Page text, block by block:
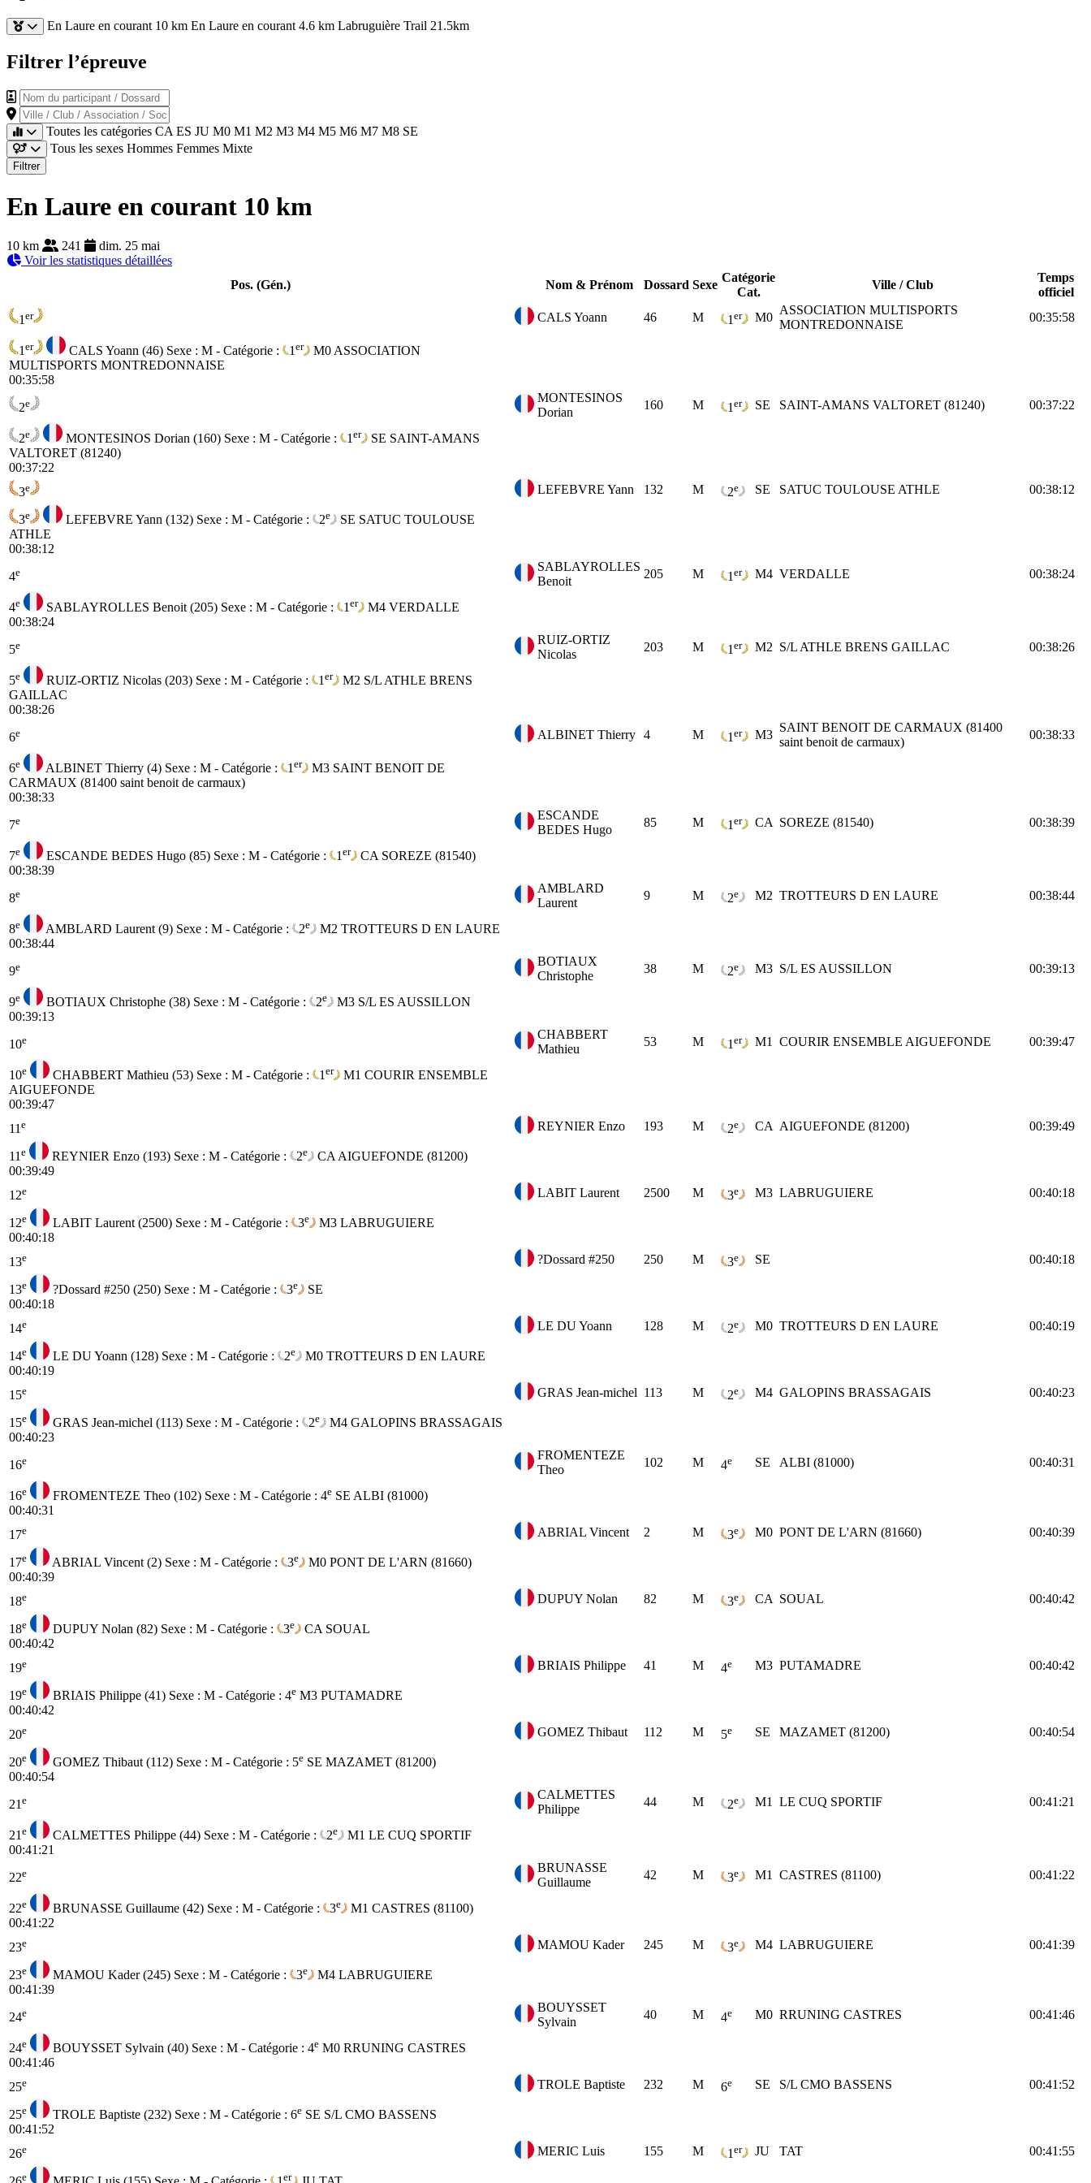
En Laure en courant 10 km En Laure en courant 4.6 km Labruguière Trail 21.5km
Filtrer l’épreuve
Nom du participant / Dossard
Ville / Club / Association / Société
Toutes les catégories CA ES JU M0 M1 M2 M3 M4 M5 M6 M7 M8 SE
Tous les sexes Hommes Femmes Mixte
Filtrer
En Laure en courant 10 km
10 km 241
dim. 25 mai
Voir les statistiques détaillées
Pos. (Gén.)
Nom & Prénom Dossard Sexe
Catégorie
Cat.
Ville / Club
Temps
officiel
1 er CALS Yoann 46 M 1 er M0
ASSOCIATION MULTISPORTS
MONTREDONNAISE
00:35:58
1 er CALS Yoann (46) Sexe : M - Catégorie : 1 er M0 ASSOCIATION
MULTISPORTS MONTREDONNAISE
00:35:58
2e
MONTESINOS
Dorian
160 M 1 er SE SAINT-AMANS VALTORET (81240) 00:37:22
2e MONTESINOS Dorian (160) Sexe : M - Catégorie : 1 er SE SAINT-AMANS
VALTORET (81240)
00:37:22
3e LEFEBVRE Yann 132 M 2e SE SATUC TOULOUSE ATHLE 00:38:12
3e LEFEBVRE Yann (132) Sexe : M - Catégorie : 2e SE SATUC TOULOUSE
ATHLE
00:38:12
4e
SABLAYROLLES
Benoit
205 M 1 er M4 VERDALLE 00:38:24
4e SABLAYROLLES Benoit (205) Sexe : M - Catégorie : 1 er M4 VERDALLE
00:38:24
5e
RUIZ-ORTIZ
Nicolas
203 M 1 er M2 S/L ATHLE BRENS GAILLAC 00:38:26
5e RUIZ-ORTIZ Nicolas (203) Sexe : M - Catégorie : 1 er M2 S/L ATHLE BRENS
GAILLAC
00:38:26
6e ALBINET Thierry 4 M 1 er M3
SAINT BENOIT DE CARMAUX (81400
saint benoit de carmaux)
00:38:33
6e ALBINET Thierry (4) Sexe : M - Catégorie : 1 er M3 SAINT BENOIT DE
CARMAUX (81400 saint benoit de carmaux)
00:38:33
7e
ESCANDE
BEDES Hugo
85 M 1 er CA SOREZE (81540) 00:38:39
7e ESCANDE BEDES Hugo (85) Sexe : M - Catégorie : 1 er CA SOREZE (81540)
00:38:39
8e
AMBLARD
Laurent
9 M 2e M2 TROTTEURS D EN LAURE 00:38:44
8e AMBLARD Laurent (9) Sexe : M - Catégorie : 2e M2 TROTTEURS D EN LAURE
00:38:44
9e
BOTIAUX
Christophe
38 M 2e M3 S/L ES AUSSILLON 00:39:13
9e BOTIAUX Christophe (38) Sexe : M - Catégorie : 2e M3 S/L ES AUSSILLON
00:39:13
10e
CHABBERT
Mathieu
53 M 1 er M1 COURIR ENSEMBLE AIGUEFONDE 00:39:47
10e CHABBERT Mathieu (53) Sexe : M - Catégorie : 1 er M1 COURIR ENSEMBLE
AIGUEFONDE
00:39:47
11 e REYNIER Enzo 193 M 2e CA AIGUEFONDE (81200) 00:39:49
11 e REYNIER Enzo (193) Sexe : M - Catégorie : 2e CA AIGUEFONDE (81200)
00:39:49
12e LABIT Laurent 2500 M 3e M3 LABRUGUIERE 00:40:18
12e LABIT Laurent (2500) Sexe : M - Catégorie : 3e M3 LABRUGUIERE
00:40:18
13e ?Dossard #250 250 M 3e SE 00:40:18
13e ?Dossard #250 (250) Sexe : M - Catégorie : 3e
SE
00:40:18
14e LE DU Yoann 128 M 2e M0 TROTTEURS D EN LAURE 00:40:19
14e LE DU Yoann (128) Sexe : M - Catégorie : 2e M0 TROTTEURS D EN LAURE
00:40:19
15e GRAS Jean-michel 113 M 2e M4 GALOPINS BRASSAGAIS 00:40:23
15e GRAS Jean-michel (113) Sexe : M - Catégorie : 2e M4 GALOPINS BRASSAGAIS
00:40:23
16e
FROMENTEZE
Theo
102 M 4e SE ALBI (81000) 00:40:31
16e FROMENTEZE Theo (102) Sexe : M - Catégorie : 4e SE ALBI (81000)
00:40:31
17e ABRIAL Vincent 2 M 3e M0 PONT DE L'ARN (81660) 00:40:39
17e ABRIAL Vincent (2) Sexe : M - Catégorie : 3e M0 PONT DE L'ARN (81660)
00:40:39
18e DUPUY Nolan 82 M 3e CA SOUAL 00:40:42
18e DUPUY Nolan (82) Sexe : M - Catégorie : 3e CA SOUAL
00:40:42
19e BRIAIS Philippe 41 M 4e M3 PUTAMADRE 00:40:42
19e BRIAIS Philippe (41) Sexe : M - Catégorie : 4e M3 PUTAMADRE
00:40:42
20e GOMEZ Thibaut 112 M 5e SE MAZAMET (81200) 00:40:54
20e GOMEZ Thibaut (112) Sexe : M - Catégorie : 5e SE MAZAMET (81200)
00:40:54
21 e
CALMETTES
Philippe
44 M 2e M1 LE CUQ SPORTIF 00:41:21
21 e CALMETTES Philippe (44) Sexe : M - Catégorie : 2e M1 LE CUQ SPORTIF
00:41:21
22e
BRUNASSE
Guillaume
42 M 3e M1 CASTRES (81100) 00:41:22
22e BRUNASSE Guillaume (42) Sexe : M - Catégorie : 3e M1 CASTRES (81100)
00:41:22
23e MAMOU Kader 245 M 3e M4 LABRUGUIERE 00:41:39
23e MAMOU Kader (245) Sexe : M - Catégorie : 3e M4 LABRUGUIERE
00:41:39
24e
BOUYSSET
Sylvain
40 M 4e M0 RRUNING CASTRES 00:41:46
24e BOUYSSET Sylvain (40) Sexe : M - Catégorie : 4e M0 RRUNING CASTRES
00:41:46
25e TROLE Baptiste 232 M 6e SE S/L CMO BASSENS 00:41:52
25e TROLE Baptiste (232) Sexe : M - Catégorie : 6e SE S/L CMO BASSENS
00:41:52
26e MERIC Luis 155 M 1 er JU TAT 00:41:55
e er